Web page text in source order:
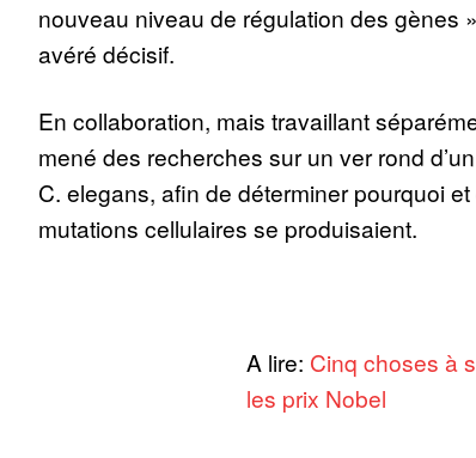
nouveau niveau de régulation des gènes
avéré décisif.
En collaboration, mais travaillant
mené des recherches sur un ver rond
C. elegans, afin de déterminer pourquoi
mutations cellulaires se produisaient.
A lire: Cinq choses à
les prix Nobel